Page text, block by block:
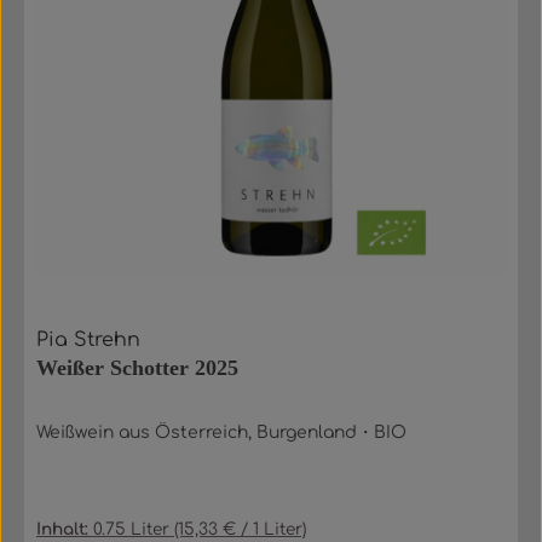
Pia Strehn
Weißer Schotter 2025
Weißwein aus Österreich, Burgenland・BIO
Inhalt:0.75 Liter (15,33 € / 1 Liter)